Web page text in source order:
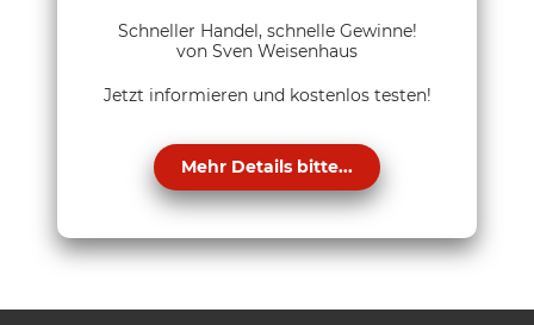
Schneller Handel, schnelle Gewinne!
von Sven Weisenhaus
Jetzt informieren und kostenlos testen!
Mehr Details bitte...